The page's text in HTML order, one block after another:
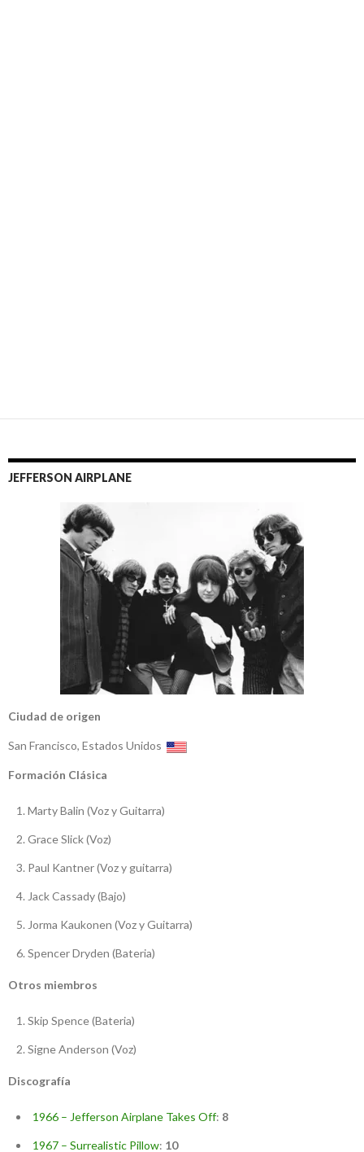
JEFFERSON AIRPLANE
Ciudad de origen
San Francisco, Estados Unidos
Formación Clásica
Marty Balin (Voz y Guitarra)
Grace Slick (Voz)
Paul Kantner (Voz y guitarra)
Jack Cassady (Bajo)
Jorma Kaukonen (Voz y Guitarra)
Spencer Dryden (Bateria)
Otros miembros
Skip Spence (Bateria)
Signe Anderson (Voz)
Discografía
1966 – Jefferson Airplane Takes Off: 8
1967 – Surrealistic Pillow: 10